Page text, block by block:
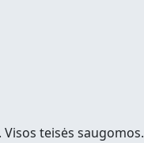
teisės saugomos.